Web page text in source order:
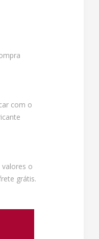
com o
o
grátis.